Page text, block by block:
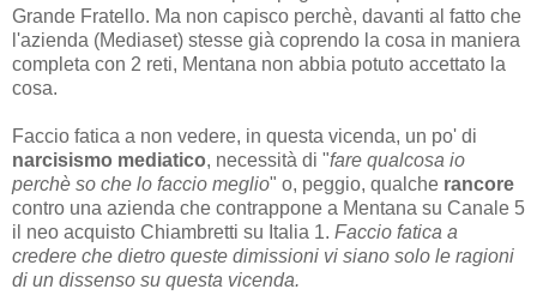
Grande Fratello. Ma non capisco perchè, davanti al fatto che
l'azienda (Mediaset) stesse già coprendo la cosa in maniera
completa con 2 reti, Mentana non abbia potuto accettato la
cosa.
Faccio fatica a non vedere, in questa vicenda, un po' di
narcisismo mediatico, necessità di "fare qualcosa io
perchè so che lo faccio meglio" o, peggio, qualche rancore
contro una azienda che contrappone a Mentana su Canale 5
il neo acquisto Chiambretti su Italia 1. Faccio fatica a
credere che dietro queste dimissioni vi siano solo le ragioni
di un dissenso su questa vicenda.